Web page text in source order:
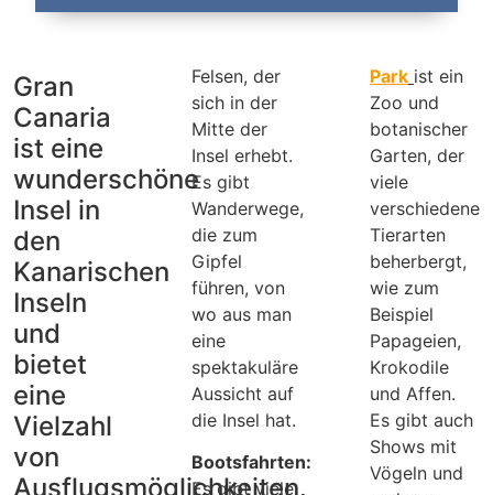
Gran
Canaria
ist eine
wunderschöne
Insel in
den
Kanarischen
Inseln
und
bietet
eine
Vielzahl
von
Ausflugsmöglichkeiten.
Felsen, der
sich in der
Mitte der
Insel erhebt.
Es gibt
Wanderwege,
die zum
Gipfel
führen, von
wo aus man
eine
spektakuläre
Aussicht auf
die Insel hat.
Bootsfahrten:
Es gibt viele
Park ist ein
Zoo und
botanischer
Garten, der
viele
verschiedene
Tierarten
beherbergt,
wie zum
Beispiel
Papageien,
Krokodile
und Affen.
Es gibt auch
Shows mit
Vögeln und